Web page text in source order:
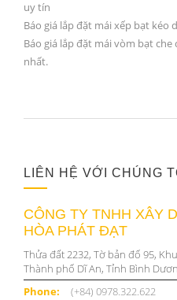
uy tín
Báo giá lắp đặt mái xếp bạt kéo
Báo giá lắp đặt mái vòm bạt
nhất.
LIÊN HỆ VỚI CHÚNG
CÔNG TY TNHH XÂY
HÒA PHÁT ĐẠT
Thửa đất 2232, Tờ bản đố 95,
Thành phố Dĩ An, Tỉnh Bình
Phone:
(+84) 0978.322.622